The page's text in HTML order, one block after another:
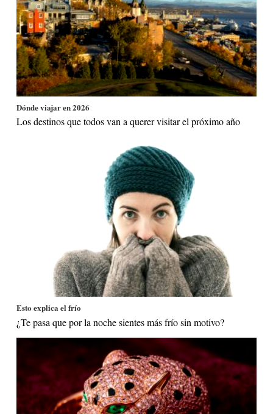
Dónde viajar en 2026
Los destinos que todos van a querer visitar el próximo año
Esto explica el frío
¿Te pasa que por la noche sientes más frío sin motivo?